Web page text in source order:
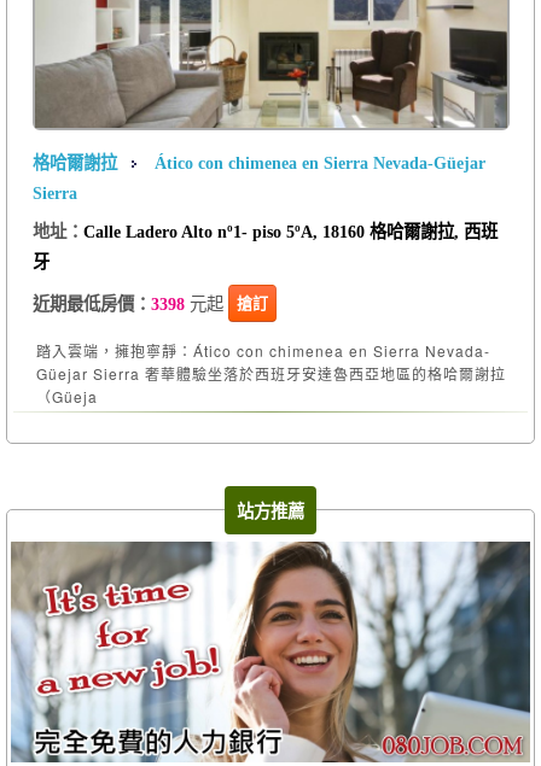
格哈爾謝拉
Ático con chimenea en Sierra Nevada-Güejar
Sierra
地址： Calle Ladero Alto nº1- piso 5ºA, 18160 格哈爾謝拉, 西班
牙
近期最低房價： 3398元起 搶訂
踏入雲端，擁抱寧靜：Ático con chimenea en Sierra Nevada-
Güejar Sierra 奢華體驗坐落於西班牙安達魯西亞地區的格哈爾謝拉
（Güeja
站方推薦